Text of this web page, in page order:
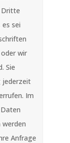
Dritte
sei
wir
Sie
jederzeit
Im
Anfrage